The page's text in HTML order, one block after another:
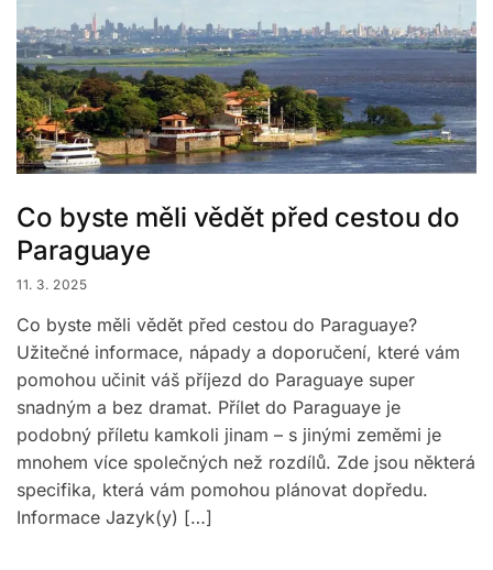
Co byste měli vědět před cestou do
Paraguaye
11. 3. 2025
Co byste měli vědět před cestou do Paraguaye?
Užitečné informace, nápady a doporučení, které vám
pomohou učinit váš příjezd do Paraguaye super
snadným a bez dramat. Přílet do Paraguaye je
podobný příletu kamkoli jinam – s jinými zeměmi je
mnohem více společných než rozdílů. Zde jsou některá
specifika, která vám pomohou plánovat dopředu.
Informace Jazyk(y) […]